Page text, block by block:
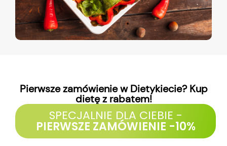
Pierwsze zamówienie w Dietykiecie? Kup
dietę z rabatem!
SPECJALNIE DLA CIEBIE -
PIERWSZE ZAMÓWIENIE -10%